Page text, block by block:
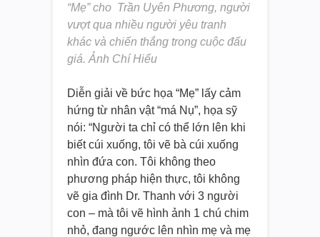
“Mẹ” cho Trần Uyên Phương, người
vượt qua nhiều người yêu tranh
khác và chiến thắng trong cuộc đấu
giá. Ảnh Chí Hiếu
Diễn giải về bức họa “Mẹ” lấy cảm
hứng từ nhân vật “má Nụ”, họa sỹ
nói: “Người ta chỉ có thể lớn lên khi
biết cúi xuống, tôi vẽ bà cúi xuống
nhìn đứa con. Tôi không theo
phương pháp hiện thực, tôi không
vẽ gia đình Dr. Thanh với 3 người
con – mà tôi vẽ hình ảnh 1 chú chim
nhỏ, đang ngước lên nhìn mẹ và mẹ